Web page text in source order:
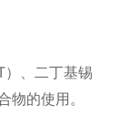
、二丁基锡
物的使用。